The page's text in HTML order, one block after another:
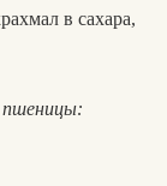
в сахара,
пшеницы: